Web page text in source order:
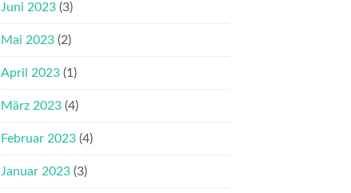
Juni 2023 (3)
Mai 2023 (2)
April 2023 (1)
März 2023 (4)
Februar 2023 (4)
Januar 2023 (3)